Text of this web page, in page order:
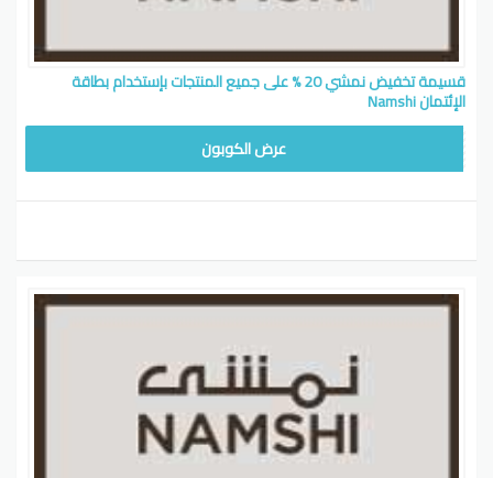
قسيمة تخفيض نمشي 20 % على جميع المنتجات بإستخدام بطاقة
الإئتمان Namshi
عرض الكوبون